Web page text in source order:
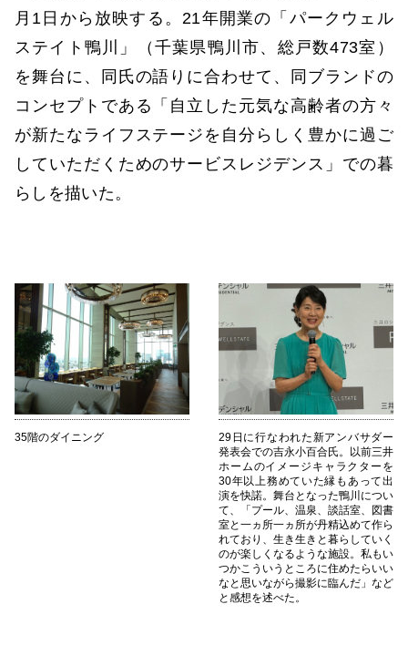
月1日から放映する。21年開業の「パークウェル
ステイト鴨川」（千葉県鴨川市、総戸数473室）
を舞台に、同氏の語りに合わせて、同ブランドの
コンセプトである「自立した元気な高齢者の方々
が新たなライフステージを自分らしく豊かに過ご
していただくためのサービスレジデンス」での暮
らしを描いた。
35階のダイニング
29日に行なわれた新アンバサダー
発表会での吉永小百合氏。以前三井
ホームのイメージキャラクターを
30年以上務めていた縁もあって出
演を快諾。舞台となった鴨川につい
て、「プール、温泉、談話室、図書
室と一ヵ所一ヵ所が丹精込めて作ら
れており、生き生きと暮らしていく
のが楽しくなるような施設。私もい
つかこういうところに住めたらいい
なと思いながら撮影に臨んだ」など
と感想を述べた。